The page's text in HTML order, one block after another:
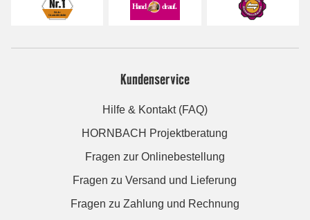
Kundenservice
Hilfe & Kontakt (FAQ)
HORNBACH Projektberatung
Fragen zur Onlinebestellung
Fragen zu Versand und Lieferung
Fragen zu Zahlung und Rechnung